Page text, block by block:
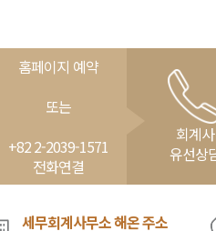
홈페이지 예약
또는
+82 2-2039-1571
전화연결
회계사
유선상
세무회계사무소 해온 주소